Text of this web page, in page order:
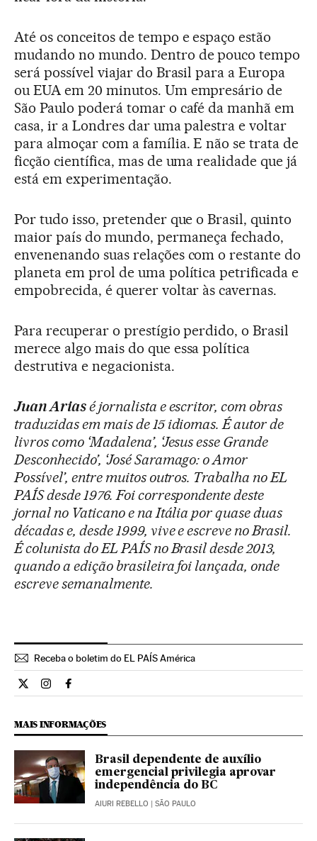
Até os conceitos de tempo e espaço estão
mudando no mundo. Dentro de pouco tempo
será possível viajar do Brasil para a Europa
ou EUA em 20 minutos. Um empresário de
São Paulo poderá tomar o café da manhã em
casa, ir a Londres dar uma palestra e voltar
para almoçar com a família. E não se trata de
ficção científica, mas de uma realidade que já
está em experimentação.
Por tudo isso, pretender que o Brasil, quinto
maior país do mundo, permaneça fechado,
envenenando suas relações com o restante do
planeta em prol de uma política petrificada e
empobrecida, é querer voltar às cavernas.
Para recuperar o prestígio perdido, o Brasil
merece algo mais do que essa política
destrutiva e negacionista.
Juan Ariasé jornalista e escritor, com obras
traduzidas em mais de 15 idiomas. É autor de
livros como ‘Madalena’, ‘Jesus esse Grande
Desconhecido’, ‘José Saramago: o Amor
Possível’, entre muitos outros. Trabalha no EL
PAÍS desde 1976. Foi correspondente deste
jornal no Vaticano e na Itália por quase duas
décadas e, desde 1999, vive e escreve no Brasil.
É colunista do EL PAÍS no Brasil desde 2013,
quando a edição brasileira foi lançada, onde
escreve semanalmente.
Receba o boletim do EL PAÍS América
Opiniao El País Brasil en Twitter
Opiniao El País Brasil en Instagram
Opiniao El País Brasil en Facebook
MAIS INFORMAÇÕES
Brasil dependente de auxílio
emergencial privilegia aprovar
independência do BC
AIURI REBELLO | SÃO PAULO